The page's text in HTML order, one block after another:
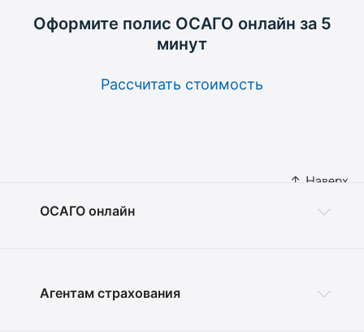
Оформите полис ОСАГО онлайн за 5
минут
Рассчитать стоимость
ОСАГО онлайн
Агентам страхования